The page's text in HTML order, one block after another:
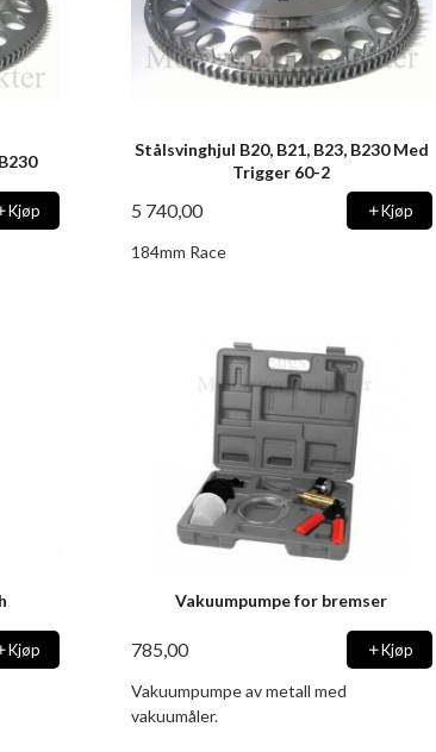
Kjøp
Stålsvinghjul B20, B21, B23, B230 Med
Trigger 60-2
5 740,00 Kjøp
184mm Race
Kjøp
Vakuumpumpe for bremser
785,00 Kjøp
Vakuumpumpe av metall med
vakuumåler.